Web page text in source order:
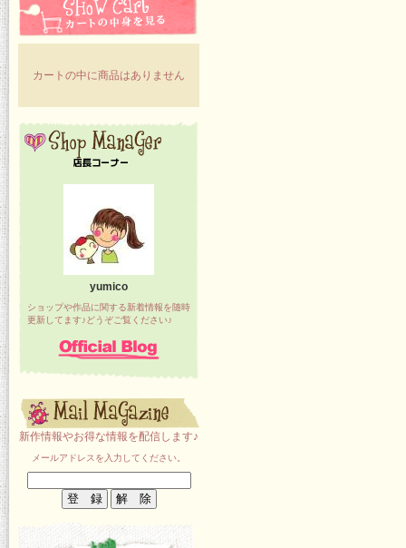
カートの中に商品はありません
yumico
ショップや作品に関する新着情報を随時
更新してます♪どうぞご覧ください♪
新作情報やお得な情報を配信します♪
メールアドレスを入力してください。